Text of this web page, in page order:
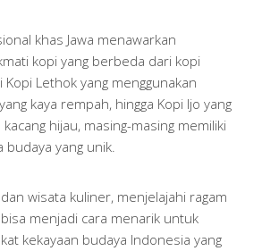
khas Jawa menawarkan
kopi yang berbeda dari kopi
Lethok yang menggunakan
kaya rempah, hingga Kopi Ijo yang
hijau, masing-masing memiliki
yang unik.
wisata kuliner, menjelajahi ragam
menjadi cara menarik untuk
kekayaan budaya Indonesia yang